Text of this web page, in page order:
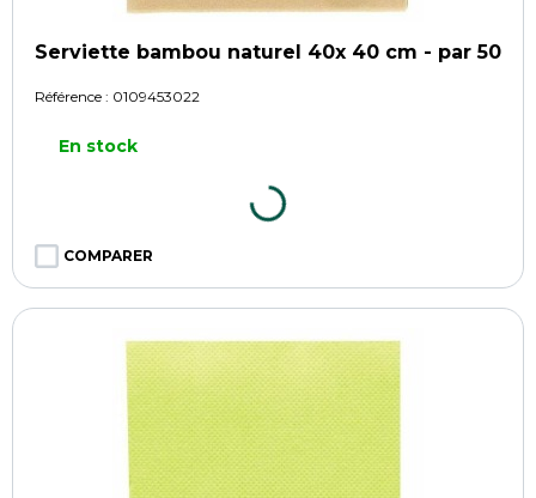
Serviette bambou naturel 40x 40 cm - par 50
Référence : 0109453022
En stock
COMPARER